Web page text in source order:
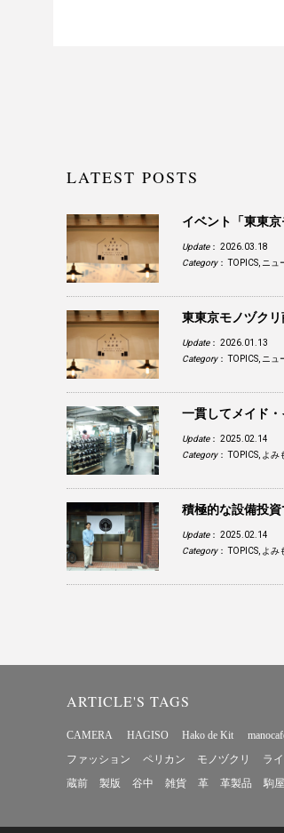
LATEST POSTS
イベント「東東
Update： 2026.03.18
Category： TOPICS,ニュ
東東京モノヅク
Update： 2026.01.13
Category： TOPICS,ニュ
一貫してメイド
Update： 2025.02.14
Category： TOPICS, よみ
積極的な設備投
Update： 2025.02.14
Category： TOPICS, よみ
ARTICLE'S TAGS
CAMERA HAGISO Hako de Kit
ファッション
ペリカン モノヅクリ ラ
蔵前
製版 谷中 雑貨 革 革製品 駒屋